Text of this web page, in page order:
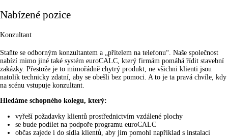
Nabízené pozice
Konzultant
Staňte se odborným konzultantem a „přítelem na telefonu“. Naše společnost
nabízí mimo jiné také systém euroCALC, který firmám pomáhá řídit stavební
zakázky. Přestože je to mimořádně chytrý produkt, ne všichni klienti jsou
natolik technicky zdatní, aby se obešli bez pomoci. A to je ta pravá chvíle, kdy
na scénu vstupuje konzultant.
Hledáme schopného kolegu, který:
vyřeší požadavky klientů prostřednictvím vzdálené plochy
se bude podílet na podpoře programu euroCALC
občas zajede i do sídla klientů, aby jim pomohl například s instalací